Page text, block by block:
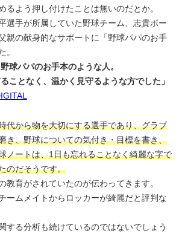
るよう押し付けたことは無いのだとか。
選手が所属していた野球チーム、志貴ボー
親の献身的なサポートに「野球パパのお手
。
球パパのお手本のような人。
ことなく、温かく見守るような方でした」
代から物を大切にする選手であり、グラブ
き、野球についての気付き・目標を書き、
ノートは、1日も忘れることなく綺麗な字で
のだそうです。
教育がされていたのが伝わってきます。
ームメイトからロッカーが綺麗だと評判な
する分析も続けているのではないでしょう